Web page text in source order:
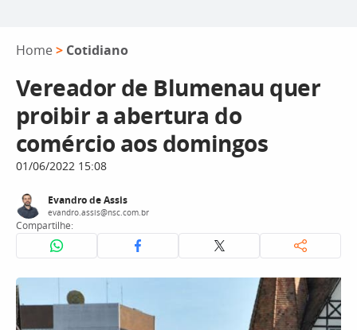
Home > Cotidiano
Vereador de Blumenau quer
proibir a abertura do
comércio aos domingos
01/06/2022 15:08
Evandro de Assis
evandro.assis@nsc.com.br
Compartilhe: